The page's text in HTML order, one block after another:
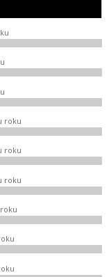
roku
roku
roku